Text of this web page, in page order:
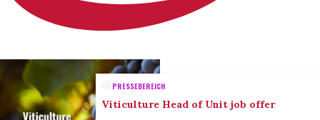
PRESSEBEREICH
Viticulture Head of Unit job offer